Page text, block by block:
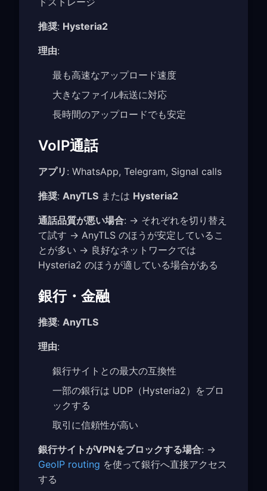
推奨: Hysteria2
理由:
最も高速なアップロード速度
大きなファイル転送に対応
長時間のアップロードでも安定
VoIP通話
アプリ : WhatsApp, Telegram, Signal calls
推奨: AnyTLS または Hysteria2
通話品質が悪い場合: → それぞれを切り替え
て試す → AnyTLS のほうが安定しているこ
とが多い → 良好なネットワークでは
Hysteria2 のほうが適している場合がある
銀行・金融
推奨: AnyTLS
理由:
銀行サイトとの最大の互換性
一部の銀行は UDP（Hysteria2）をブロ
ックする
取引に信頼性が高い
銀行サイトがVPNをブロックする場合: →
GeoIP routing を使って銀行へ直接アクセス
する